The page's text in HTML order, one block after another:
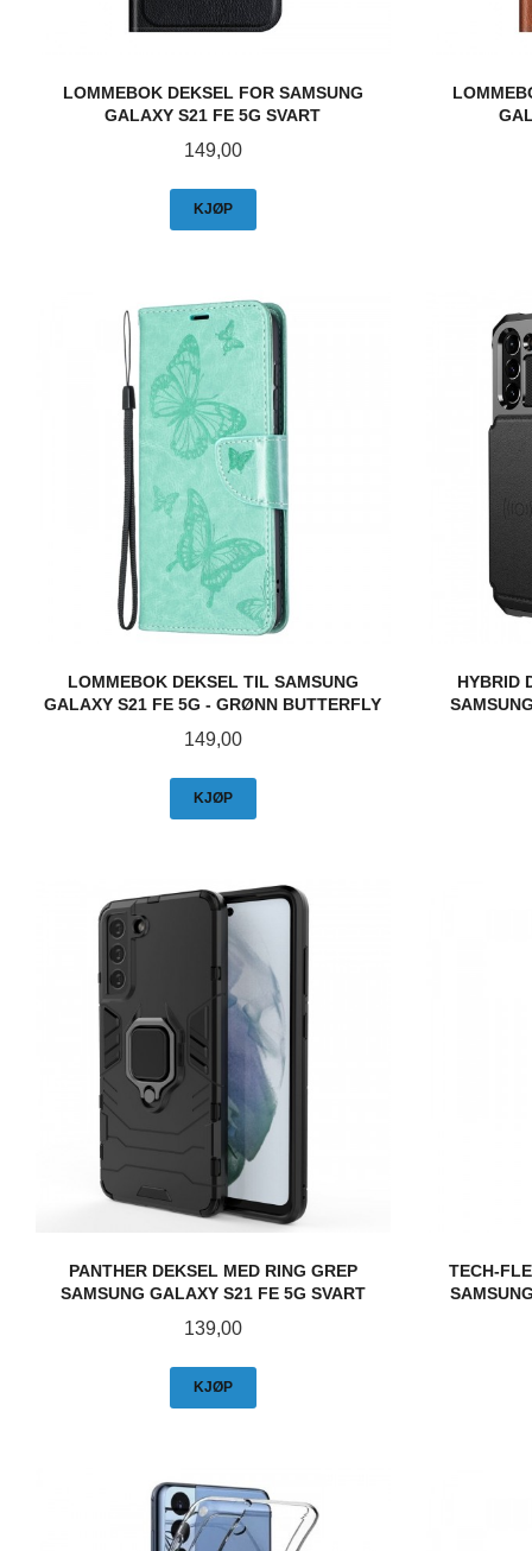
LOMMEBOK DEKSEL FOR SAMSUNG
GALAXY S21 FE 5G SVART
Pris
149,00
KJØP
LOMMEBOK DEKSEL TIL SAMSUNG
GALAXY S21 FE 5G - GRØNN BUTTERFLY
Pris
149,00
KJØP
HYBRID
PANTHER DEKSEL MED RING GREP
SAMSUNG GALAXY S21 FE 5G SVART
Pris
139,00
KJØP
TECH-